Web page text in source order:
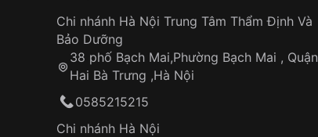
Chi nhánh Hà Nội Trung Tâm Thẩm Định Và
Bảo Dưỡng
38 phố Bạch Mai,Phường Bạch Mai , Quận
Hai Bà Trưng ,Hà Nội
0585215215
Chi nhánh Hà Nội